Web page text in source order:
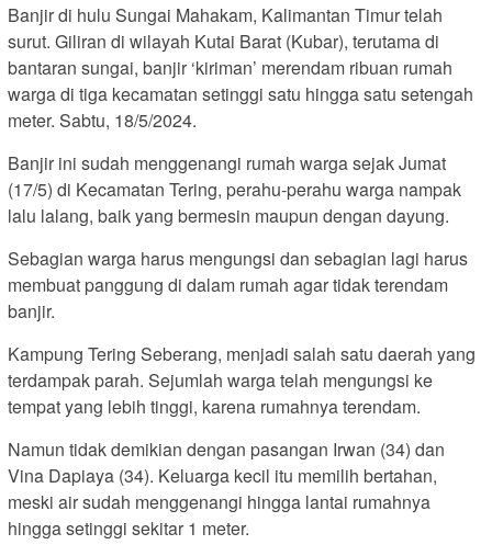
Banjir di hulu Sungai Mahakam, Kalimantan Timur telah
surut. Giliran di wilayah Kutai Barat (Kubar), terutama di
bantaran sungai, banjir ‘kiriman’ merendam ribuan rumah
warga di tiga kecamatan setinggi satu hingga satu setengah
meter. Sabtu, 18/5/2024.
Banjir ini sudah menggenangi rumah warga sejak Jumat
(17/5) di Kecamatan Tering, perahu-perahu warga nampak
lalu lalang, baik yang bermesin maupun dengan dayung.
Sebagian warga harus mengungsi dan sebagian lagi harus
membuat panggung di dalam rumah agar tidak terendam
banjir.
Kampung Tering Seberang, menjadi salah satu daerah yang
terdampak parah. Sejumlah warga telah mengungsi ke
tempat yang lebih tinggi, karena rumahnya terendam.
Namun tidak demikian dengan pasangan Irwan (34) dan
Vina Dapiaya (34). Keluarga kecil itu memilih bertahan,
meski air sudah menggenangi hingga lantai rumahnya
hingga setinggi sekitar 1 meter.